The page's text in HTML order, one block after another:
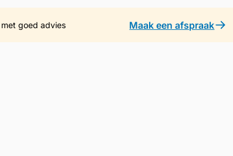
goed advies Maak een afspraak